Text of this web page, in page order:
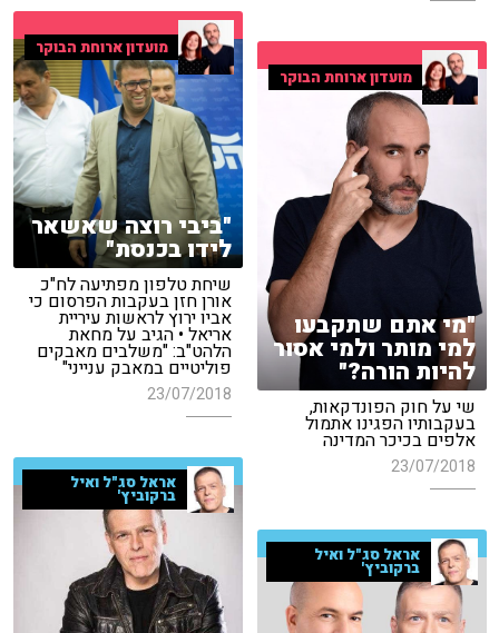
מועדון ארוחת הבוקר
"ביבי רוצה שאשאר
לידו בכנסת"
שיחת טלפון מפתיעה לח"כ
אורן חזן בעקבות הפרסום כי
אביו ירוץ לראשות עיריית
אריאל • הגיב על מחאת
הלהט"ב: "משלבים מאבקים
פוליטיים במאבק ענייני"
23/07/2018
מועדון ארוחת הבוקר
"מי אתם שתקבעו
למי מותר ולמי אסור
להיות הורה?"
שי על חוק הפונדקאות,
בעקבותיו הפגינו אתמול
אלפים בכיכר המדינה
23/07/2018
אראל סג"ל ואיל
ברקוביץ'
אראל סג"ל ואיל
ברקוביץ'